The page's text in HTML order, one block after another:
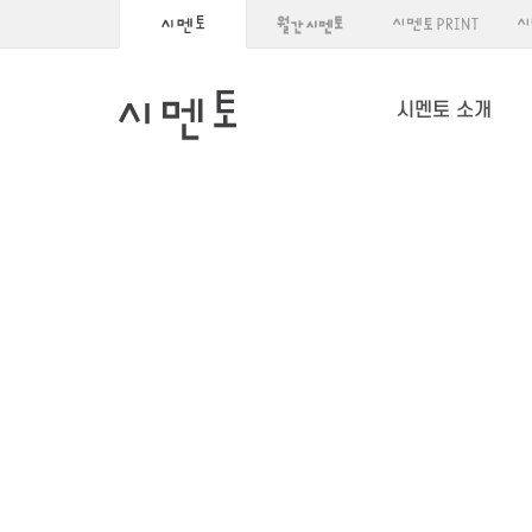
시멘토 소개